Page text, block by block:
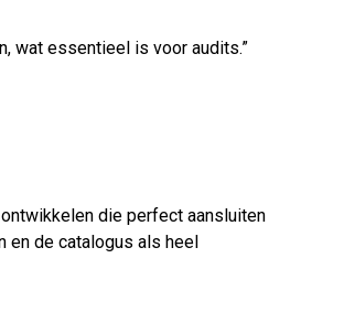
wat essentieel is voor audits.”
die perfect aansluiten
en de catalogus als heel